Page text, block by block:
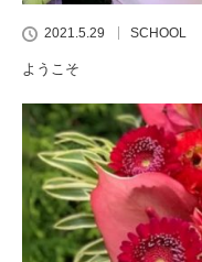
2021.5.29 SCHOOL
ようこそ